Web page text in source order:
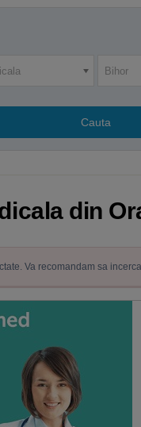
Bihor
din
Va recomandam sa